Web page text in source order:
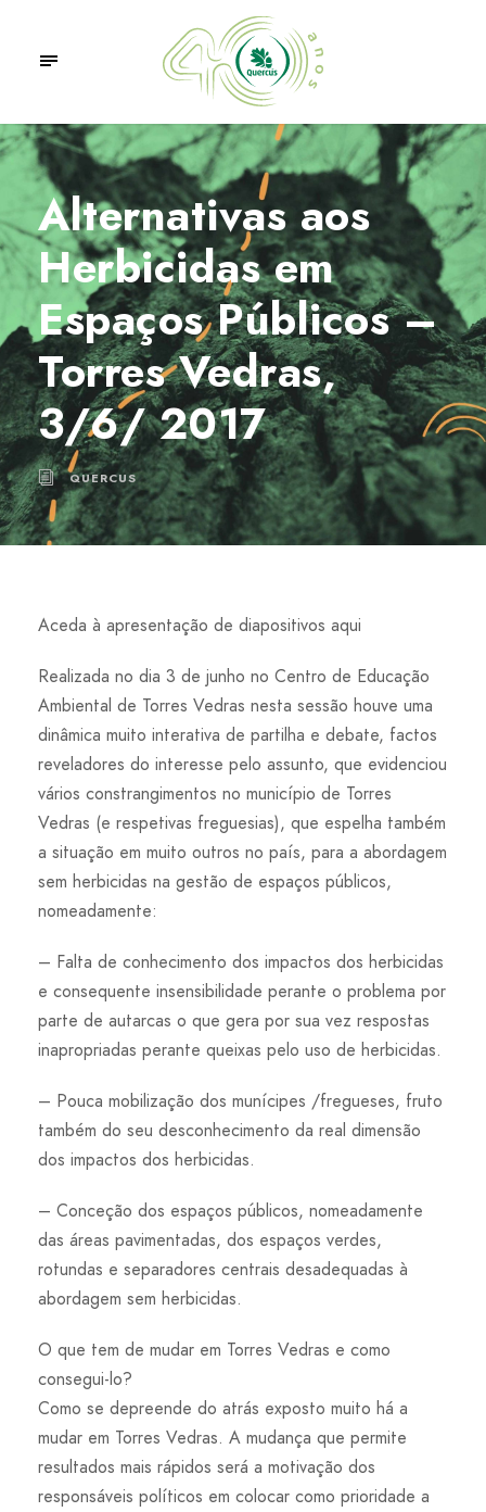
Alternativas aos
Herbicidas em
Espaços Públicos –
Torres Vedras,
3/6/ 2017
QUERCUS
Aceda à apresentação de diapositivos aqui
Realizada no dia 3 de junho no Centro de Educação
Ambiental de Torres Vedras nesta sessão houve uma
dinâmica muito interativa de partilha e debate, factos
reveladores do interesse pelo assunto, que evidenciou
vários constrangimentos no município de Torres
Vedras (e respetivas freguesias), que espelha também
a situação em muito outros no país, para a abordagem
sem herbicidas na gestão de espaços públicos,
nomeadamente:
– Falta de conhecimento dos impactos dos herbicidas
e consequente insensibilidade perante o problema por
parte de autarcas o que gera por sua vez respostas
inapropriadas perante queixas pelo uso de herbicidas.
– Pouca mobilização dos munícipes /fregueses, fruto
também do seu desconhecimento da real dimensão
dos impactos dos herbicidas.
– Conceção dos espaços públicos, nomeadamente
das áreas pavimentadas, dos espaços verdes,
rotundas e separadores centrais desadequadas à
abordagem sem herbicidas.
O que tem de mudar em Torres Vedras e como
consegui-lo?
Como se depreende do atrás exposto muito há a
mudar em Torres Vedras. A mudança que permite
resultados mais rápidos será a motivação dos
responsáveis políticos em colocar como prioridade a